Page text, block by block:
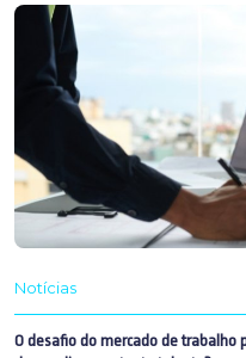
Notícias
O desafio do mercado de trabalho